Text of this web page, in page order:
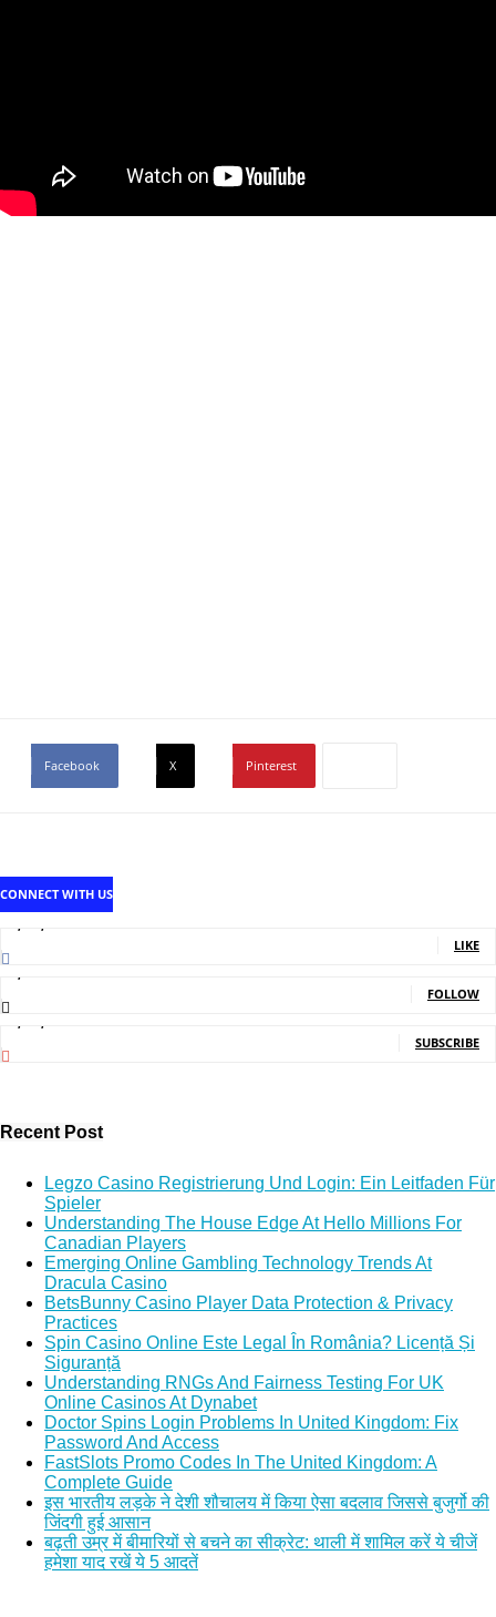
Facebook X Pinterest
CONNECT WITH US
LIKE
FOLLOW
SUBSCRIBE
Recent Post
Legzo Casino Registrierung Und Login: Ein Leitfaden Für
Spieler
Understanding The House Edge At Hello Millions For
Canadian Players
Emerging Online Gambling Technology Trends At
Dracula Casino
BetsBunny Casino Player Data Protection & Privacy
Practices
Spin Casino Online Este Legal În România? Licență Și
Siguranță
Understanding RNGs And Fairness Testing For UK
Online Casinos At Dynabet
Doctor Spins Login Problems In United Kingdom: Fix
Password And Access
FastSlots Promo Codes In The United Kingdom: A
Complete Guide
इस भारतीय लड़के ने देशी शौचालय में किया ऐसा बदलाव जिससे बुजुर्गो की
जिंदगी हुई आसान
बढ़ती उम्र में बीमारियों से बचने का सीक्रेट: थाली में शामिल करें ये चीजें
हमेशा याद रखें ये 5 आदतें